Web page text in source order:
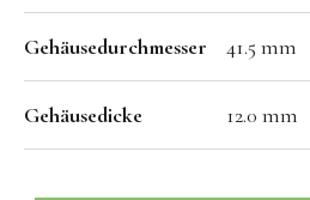
Gehäusedurchmesser 41.5 mm
Gehäusedicke 12.0 mm